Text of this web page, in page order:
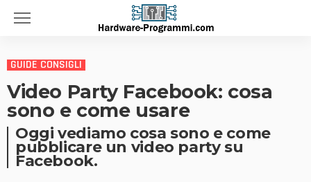
GUIDE CONSIGLI
Video Party Facebook: cosa
sono e come usare
Oggi vediamo cosa sono e come
pubblicare un video party su
Facebook.